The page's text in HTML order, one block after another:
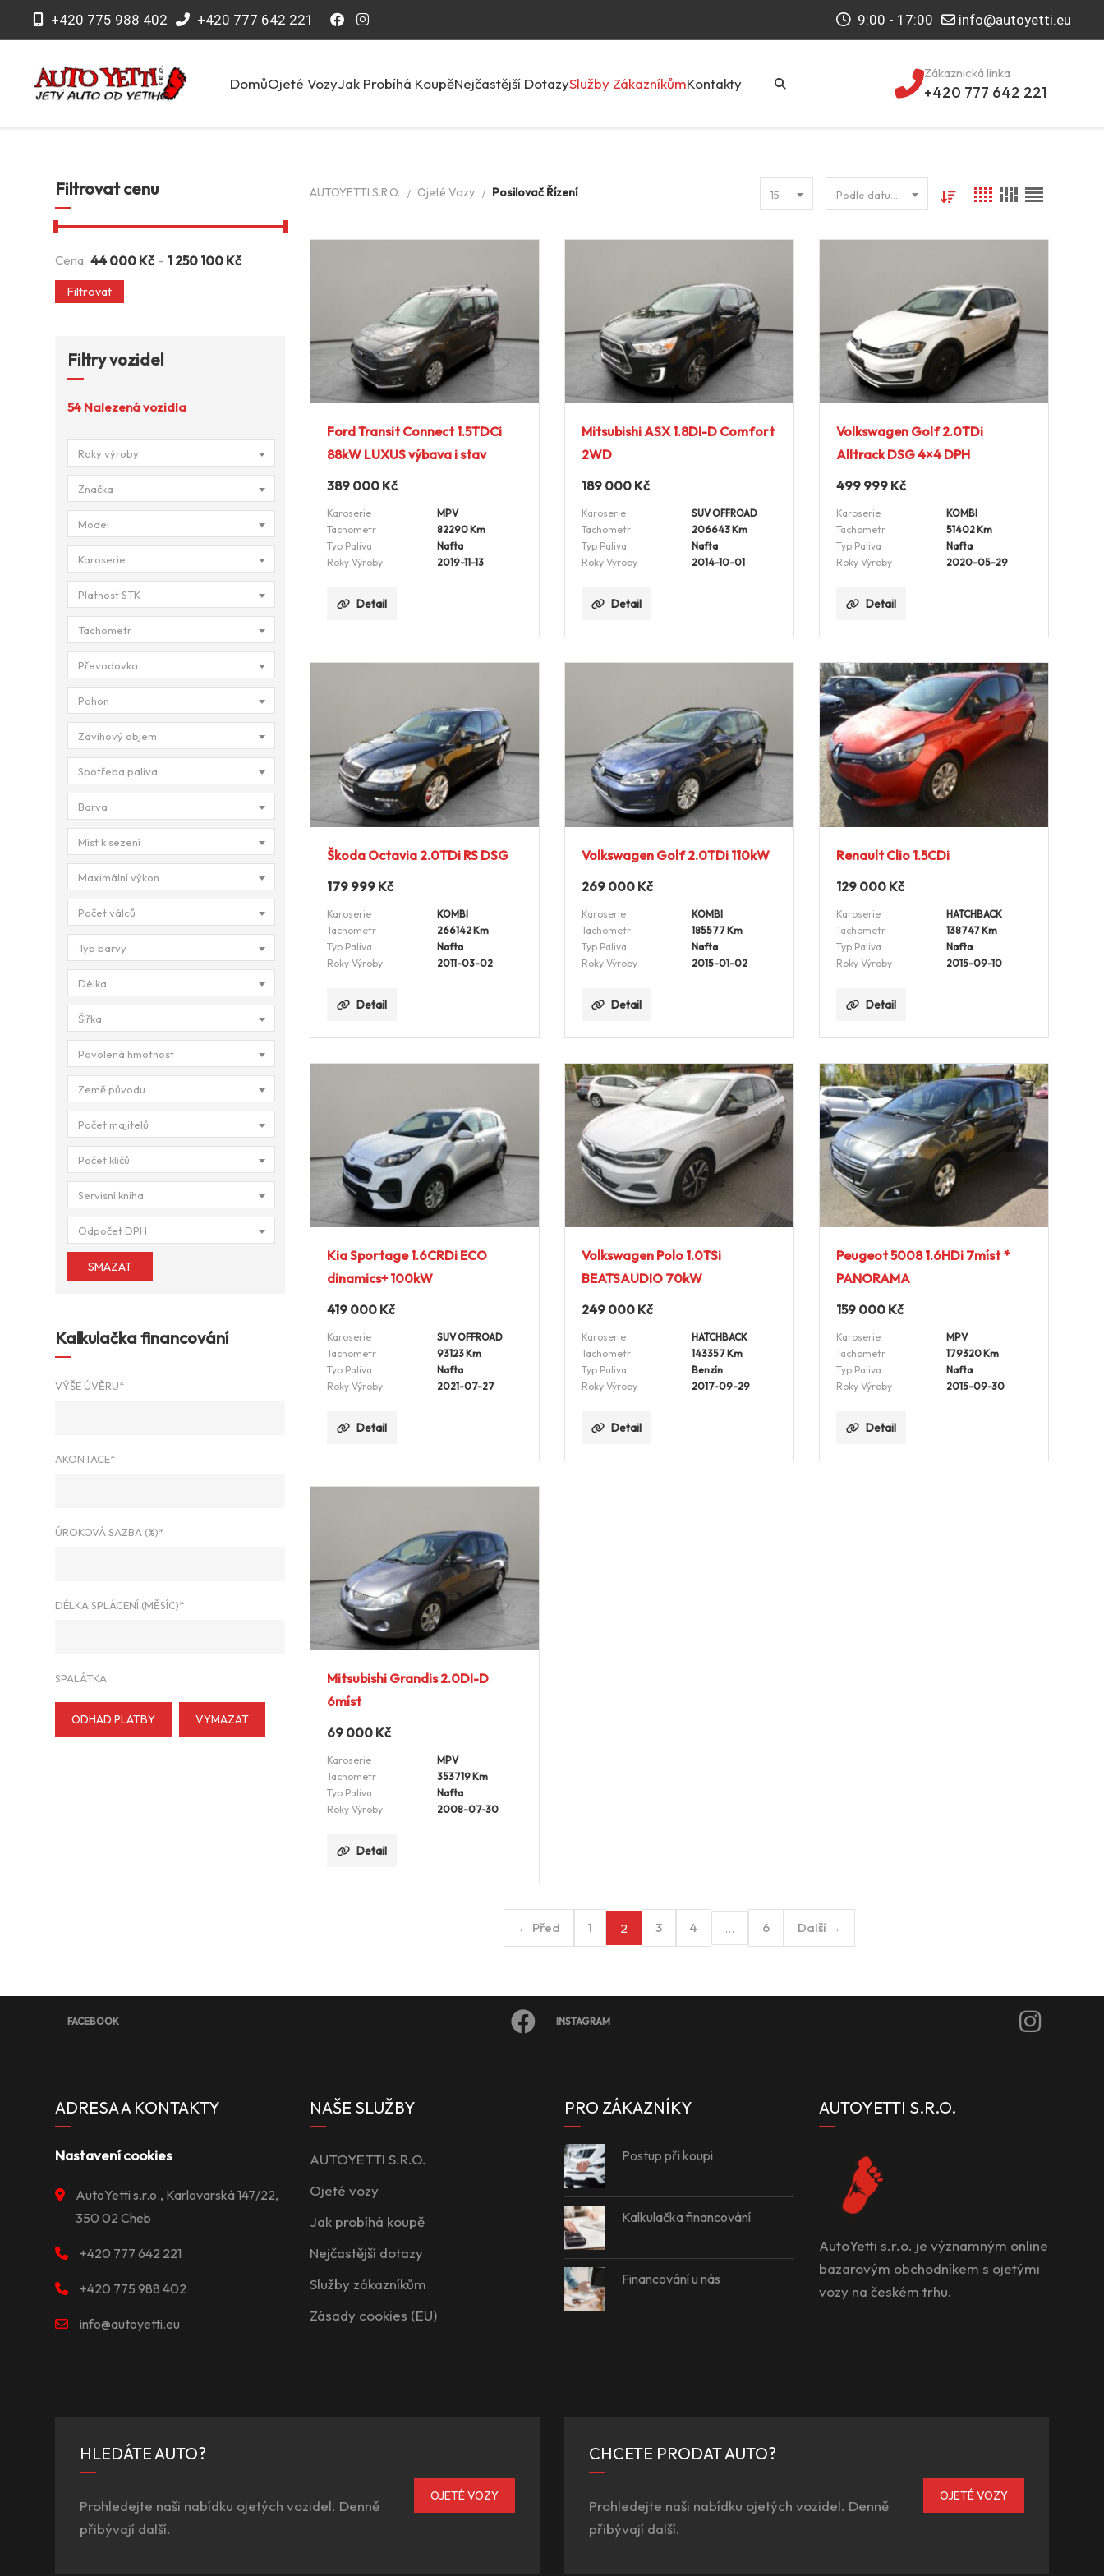
+420 775 988 402 +420 777 642 221 9:00 - 17:00 info@autoyetti.eu
DomůOjeté VozyJak Probíhá KoupěNejčastější DotazySlužby ZákazníkůmKontakty
Zákaznická linka
+420 777 642 221
Filtrovat cenu
Cena: 44 000 Kč - 1 250 100 Kč
Filtrovat
Filtry vozidel
54 Nalezená vozidla
Roky výroby
Značka
Model
Karoserie
Platnost STK
Tachometr
Převodovka
Pohon
Zdvihový objem
Spotřeba paliva
Barva
Míst k sezení
Maximální výkon
Počet válců
Typ barvy
Délka
Šířka
Povolená hmotnost
Země původu
Počet majitelů
Počet klíčů
Servisní kniha
Odpočet DPH
SMAZAT
Kalkulačka financování
VÝŠE ÚVĚRU*
AKONTACE*
ÚROKOVÁ SAZBA (%)*
DÉLKA SPLÁCENÍ (MĚSÍC)*
SPALÁTKA
ODHAD PLATBY VYMAZAT
AUTOYETTI S.R.O. Ojeté Vozy Posilovač Řízení 15
Ford Transit Connect 1.5TDCi
88kW LUXUS výbava i stav
389 000 Kč
Karoserie
MPV
Tachometr
82290 Km
Typ Paliva
Nafta
Roky Výroby
2019-11-13
Detail
Mitsubishi ASX 1.8DI-D Comfort
2WD
189 000 Kč
Karoserie
SUV OFFROAD
Tachometr
206643 Km
Typ Paliva
Nafta
Roky Výroby
2014-10-01
Detail
Volkswagen Golf 2.0TDi
Alltrack DSG 4×4 DPH
499 999 Kč
Karoserie
KOMBI
Tachometr
51402 Km
Typ Paliva
Nafta
Roky Výroby
2020-05-29
Detail
Škoda Octavia 2.0TDi RS DSG
179 999 Kč
Karoserie
KOMBI
Tachometr
266142 Km
Typ Paliva
Nafta
Roky Výroby
2011-03-02
Detail
Volkswagen Golf 2.0TDi 110kW
269 000 Kč
Karoserie
KOMBI
Tachometr
185577 Km
Typ Paliva
Nafta
Roky Výroby
2015-01-02
Detail
Renault Clio 1.5CDi
129 000 Kč
Karoserie
HATCHBACK
Tachometr
138747 Km
Typ Paliva
Nafta
Roky Výroby
2015-09-10
Detail
Kia Sportage 1.6CRDi ECO
dinamics+ 100kW
419 000 Kč
Karoserie
SUV OFFROAD
Tachometr
93123 Km
Typ Paliva
Nafta
Roky Výroby
2021-07-27
Detail
Volkswagen Polo 1.0TSi
BEATSAUDIO 70kW
249 000 Kč
Karoserie
HATCHBACK
Tachometr
143357 Km
Typ Paliva
Benzín
Roky Výroby
2017-09-29
Detail
Peugeot 5008 1.6HDi 7míst *
PANORAMA
159 000 Kč
Karoserie
MPV
Tachometr
179320 Km
Typ Paliva
Nafta
Roky Výroby
2015-09-30
Detail
Mitsubishi Grandis 2.0DI-D
6míst
69 000 Kč
Karoserie
MPV
Tachometr
353719 Km
Typ Paliva
Nafta
Roky Výroby
2008-07-30
Detail
← Před 1 2 3 4 … 6 Další →
FACEBOOK INSTAGRAM
ADRESA A KONTAKTY
Nastavení cookies
AutoYetti s.r.o., Karlovarská 147/22,
350 02 Cheb
+420 777 642 221
+420 775 988 402
info@autoyetti.eu
NAŠE SLUŽBY
AUTOYETTI S.R.O.
Ojeté vozy
Jak probíhá koupě
Nejčastější dotazy
Služby zákazníkům
Zásady cookies (EU)
PRO ZÁKAZNÍKY
Postup při koupi
Kalkulačka financování
Financování u nás
AUTOYETTI S.R.O.
AutoYetti s.r.o. je významným online
bazarovým obchodníkem s ojetými
vozy na českém trhu.
HLEDÁTE AUTO?
Prohledejte naši nabídku ojetých vozidel. Denně
přibývají další.
OJETÉ VOZY
CHCETE PRODAT AUTO?
Prohledejte naši nabídku ojetých vozidel. Denně
přibývají další.
OJETÉ VOZY